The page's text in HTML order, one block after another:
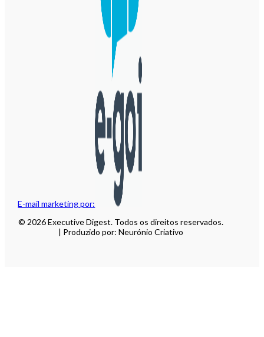
E-mail marketing por:
© 2026 Executive Digest. Todos os direitos reservados.
| Produzido por: Neurónio Criativo